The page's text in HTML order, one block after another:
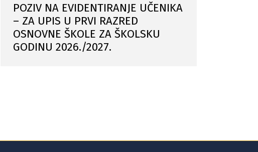
POZIV NA EVIDENTIRANJE UČENIKA
– ZA UPIS U PRVI RAZRED
OSNOVNE ŠKOLE ZA ŠKOLSKU
GODINU 2026./2027.